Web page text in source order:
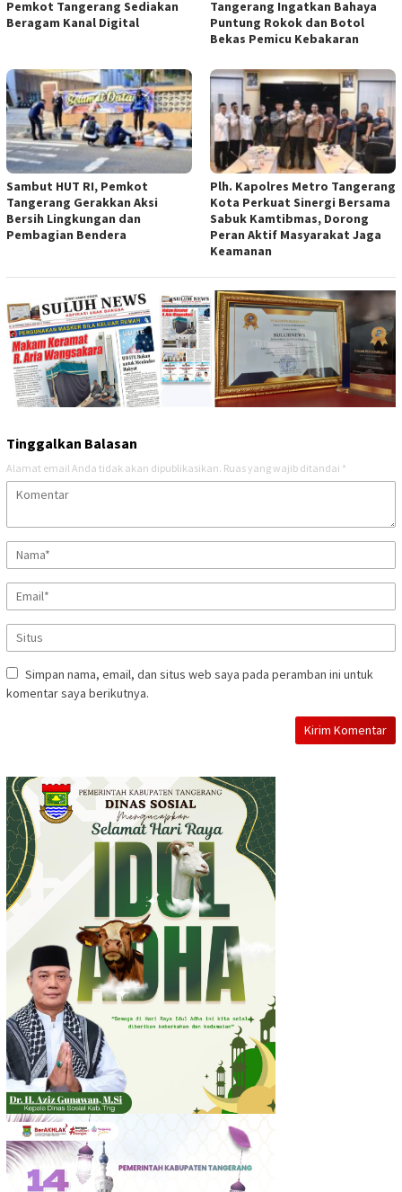
Pemkot Tangerang Sediakan
Beragam Kanal Digital
Tangerang Ingatkan Bahaya
Puntung Rokok dan Botol
Bekas Pemicu Kebakaran
Sambut HUT RI, Pemkot
Tangerang Gerakkan Aksi
Bersih Lingkungan dan
Pembagian Bendera
Plh. Kapolres Metro Tangerang
Kota Perkuat Sinergi Bersama
Sabuk Kamtibmas, Dorong
Peran Aktif Masyarakat Jaga
Keamanan
Tinggalkan Balasan
Alamat email Anda tidak akan dipublikasikan. Ruas yang wajib ditandai *
Simpan nama, email, dan situs web saya pada peramban ini untuk
komentar saya berikutnya.